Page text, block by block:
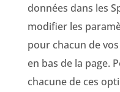
données dans les
modifier les
pour chacun de
en bas de la page.
chacune de ces